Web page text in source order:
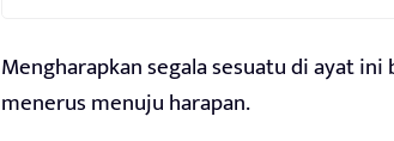
Mengharapkan segala sesuatu di ayat
menerus menuju harapan.